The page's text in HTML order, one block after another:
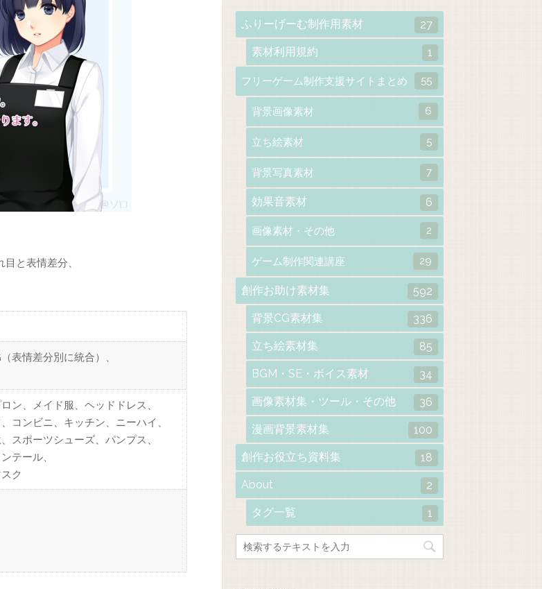
と表情差分、
表情差分別に統合）、
ン、メイド服、ヘッドドレス、
コンビニ、キッチン、ニーハイ、
スポーツシューズ、パンプス、
テール、
ク
ふりーげーむ制作用素材 27
素材利用規約 1
フリーゲーム制作支援サイトまとめ 55
背景画像素材 6
立ち絵素材 5
背景写真素材 7
効果音素材 6
画像素材・その他 2
ゲーム制作関連講座 29
創作お助け素材集 592
背景CG素材集 336
立ち絵素材集 85
BGM・SE・ボイス素材 34
画像素材集・ツール・その他 36
漫画背景素材集 100
創作お役立ち資料集 18
About 2
タグ一覧 1